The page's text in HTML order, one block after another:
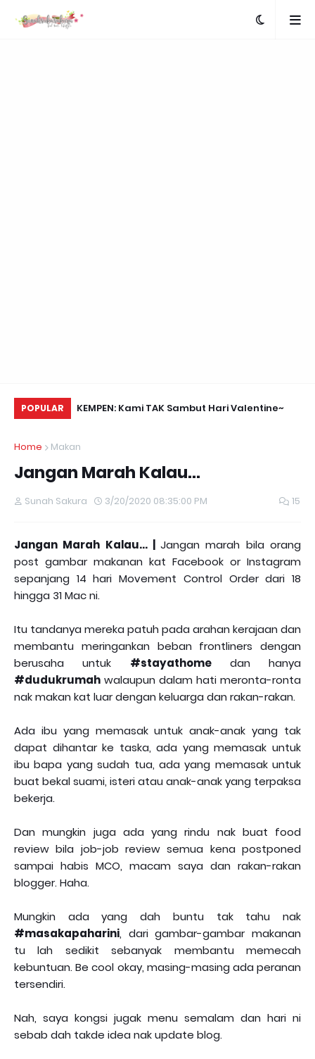
POPULAR
Retreats, KEMPEN: Kami TAK Sambut Hari Valentine~
Home Makan
Jangan Marah Kalau...
Sunah Sakura 3/20/2020 08:35:00 PM 15
Jangan Marah Kalau... |Jangan marah bila orang
post gambar makanan kat Facebook or Instagram
sepanjang 14 hari Movement Control Order dari 18
hingga 31 Mac ni.
Itu tandanya mereka patuh pada arahan kerajaan dan
membantu meringankan beban frontliners dengan
berusaha untuk #stayathomedan hanya
#dudukrumah walaupun dalam hati meronta-ronta
nak makan kat luar dengan keluarga dan rakan-rakan.
Ada ibu yang memasak untuk anak-anak yang tak
dapat dihantar ke taska, ada yang memasak untuk
ibu bapa yang sudah tua, ada yang memasak untuk
buat bekal suami, isteri atau anak-anak yang terpaksa
bekerja.
Dan mungkin juga ada yang rindu nak buat food
review bila job-job review semua kena postponed
sampai habis MCO, macam saya dan rakan-rakan
blogger. Haha.
Mungkin ada yang dah buntu tak tahu nak
#masakapaharini, dari gambar-gambar makanan
tu lah sedikit sebanyak membantu memecah
kebuntuan. Be cool okay, masing-masing ada peranan
tersendiri.
Nah, saya kongsi jugak menu semalam dan hari ni
sebab dah takde idea nak update blog.